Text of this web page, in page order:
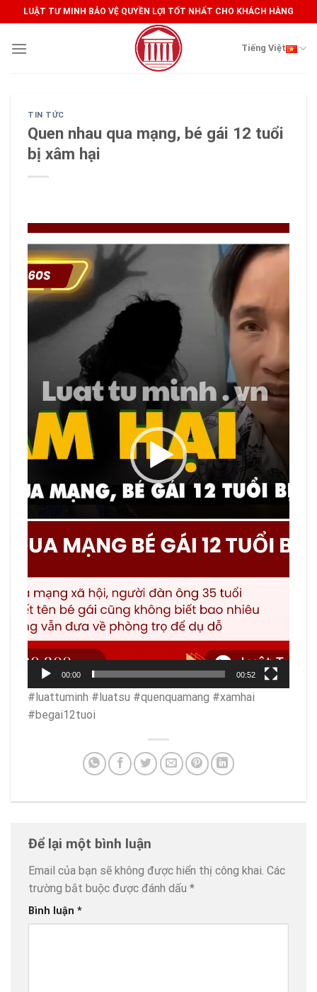
to
content
LUẬT TƯ MINH BẢO VỆ QUYỀN LỢI TỐT NHẤT CHO KHÁCH HÀNG
Tiếng Việt
TIN TỨC
Quen nhau qua mạng, bé gái 12 tuổi
bị xâm hại
Trình
chơi
Video
00:00 00:52
#luattuminh #luatsu #quenquamang #xamhai
#begai12tuoi
Để lại một bình luận
Email của bạn sẽ không được hiển thị công khai. Các
trường bắt buộc được đánh dấu *
Bình luận *